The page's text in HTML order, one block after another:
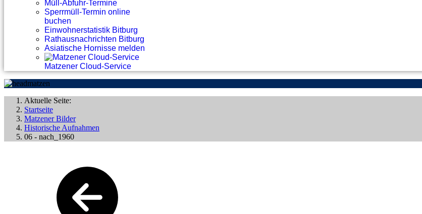
Müll-Abfuhr-Termine
Sperrmüll-Termin online
buchen
Einwohnerstatistik Bitburg
Rathausnachrichten Bitburg
Asiatische Hornisse melden
Matzener Cloud-Service
Aktuelle Seite:
Startseite
Matzener Bilder
Historische Aufnahmen
06 - nach_1960